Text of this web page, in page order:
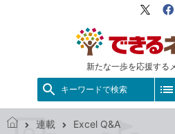
新たな一歩を応援する
X（旧
キーワードで検索
連載
Excel Q&A